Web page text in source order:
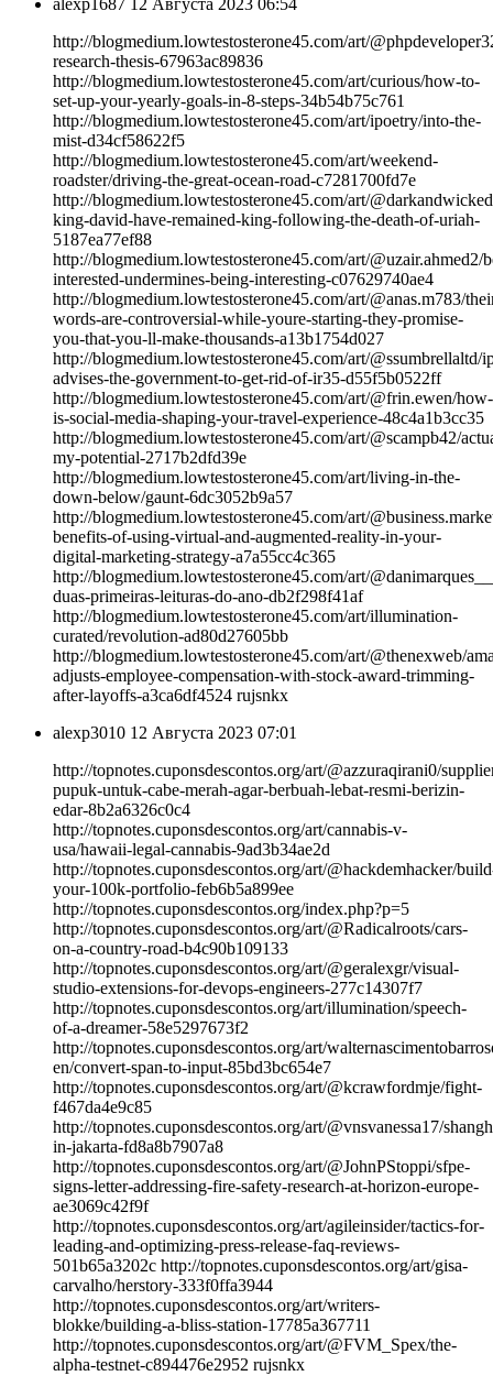
alexp1687 12 Августа 2023 06:54
http://blogmedium.lowtestosterone45.com/art/
research-thesis-67963ac89836
http://blogmedium.lowtestosterone45.com/art/curious/how-to-
set-up-your-yearly-goals-in-8-steps-34b54b75c761
http://blogmedium.lowtestosterone45.com/art/ipoetry/into-the-
mist-d34cf58622f5
http://blogmedium.lowtestosterone45.com/art/weekend-
roadster/driving-the-great-ocean-road-c7281700fd7e
http://blogmedium.lowtestosterone45.com/art/
king-david-have-remained-king-following-the-death-of-uriah-
5187ea77ef88
http://blogmedium.lowtestosterone45.com/art/@uzair.ahmed2/
interested-undermines-being-interesting-c07629740ae4
http://blogmedium.lowtestosterone45.com/art/@anas.m783/
words-are-controversial-while-youre-starting-they-promise-
you-that-you-ll-make-thousands-a13b1754d027
http://blogmedium.lowtestosterone45.com/art/@ssumbrellaltd/
advises-the-government-to-get-rid-of-ir35-d55f5b0522ff
http://blogmedium.lowtestosterone45.com/art/@frin.ewen/how-
is-social-media-shaping-your-travel-experience-48c4a1b3cc35
http://blogmedium.lowtestosterone45.com/art/@scampb42/
my-potential-2717b2dfd39e
http://blogmedium.lowtestosterone45.com/art/living-in-the-
down-below/gaunt-6dc3052b9a57
http://blogmedium.lowtestosterone45.com/art/
benefits-of-using-virtual-and-augmented-reality-in-your-
digital-marketing-strategy-a7a55cc4c365
http://blogmedium.lowtestosterone45.com/art/
duas-primeiras-leituras-do-ano-db2f298f41af
http://blogmedium.lowtestosterone45.com/art/illumination-
curated/revolution-ad80d27605bb
http://blogmedium.lowtestosterone45.com/art/@thenexweb/
adjusts-employee-compensation-with-stock-award-trimming-
after-layoffs-a3ca6df4524 rujsnkx
alexp3010 12 Августа 2023 07:01
http://topnotes.cuponsdescontos.org/art/@azzuraqirani0/
pupuk-untuk-cabe-merah-agar-berbuah-lebat-resmi-berizin-
edar-8b2a6326c0c4
http://topnotes.cuponsdescontos.org/art/cannabis-v-
usa/hawaii-legal-cannabis-9ad3b34ae2d
http://topnotes.cuponsdescontos.org/art/@hackdemhacker/
your-100k-portfolio-feb6b5a899ee
http://topnotes.cuponsdescontos.org/index.php?p=5
http://topnotes.cuponsdescontos.org/art/@Radicalroots/cars-
on-a-country-road-b4c90b109133
http://topnotes.cuponsdescontos.org/art/@geralexgr/visual-
studio-extensions-for-devops-engineers-277c14307f7
http://topnotes.cuponsdescontos.org/art/illumination/speech-
of-a-dreamer-58e5297673f2
http://topnotes.cuponsdescontos.org/art/
en/convert-span-to-input-85bd3bc654e7
http://topnotes.cuponsdescontos.org/art/@kcrawfordmje/fight-
f467da4e9c85
http://topnotes.cuponsdescontos.org/art/@vnsvanessa17/
in-jakarta-fd8a8b7907a8
http://topnotes.cuponsdescontos.org/art/@JohnPStoppi/sfpe-
signs-letter-addressing-fire-safety-research-at-horizon-europe-
ae3069c42f9f
http://topnotes.cuponsdescontos.org/art/agileinsider/tactics-for-
leading-and-optimizing-press-release-faq-reviews-
501b65a3202c http://topnotes.cuponsdescontos.org/art/gisa-
carvalho/herstory-333f0ffa3944
http://topnotes.cuponsdescontos.org/art/writers-
blokke/building-a-bliss-station-17785a367711
http://topnotes.cuponsdescontos.org/art/@FVM_Spex/the-
alpha-testnet-c894476e2952 rujsnkx